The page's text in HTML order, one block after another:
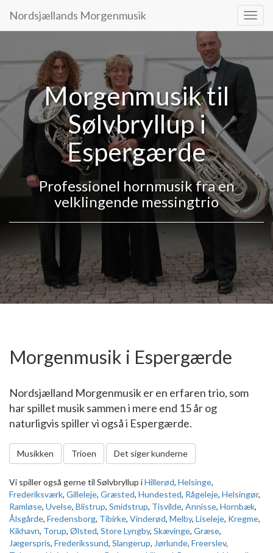
Nordsjællands Morgenmusik
Morgenmusik til
Sølvbryllup i
Espergærde
Professionel hornmusik fra en
velklingende messingtrio
Morgenmusik i Espergærde
Nordsjælland Morgenmusik er en erfaren trio, som
har spillet musik sammen i mere end 15 år og
naturligvis spiller vi også i Espergærde.
Musikken Trioen Det siger kunderne
Vi spiller også gerne til Sølvbryllup iHillerød, Helsinge,
Frederiksværk, Gilleleje, Græsted, Hundested, Rågeleje, Helsingør,
Ramløse, Uvelse, Blistrup, Smidstrup, Tisvilde, Annisse, Hornbæk,
Ålsgårde, Fredensborg, Tibirke, Vinderød, Melby, Liseleje, Kregme,
Kikhavn, Torup, Ølsted, Store Lyngby, Skævinge, Græse,
Jægerspris, Frederikssund, Slangerup, Jørlunde, Freerslev,